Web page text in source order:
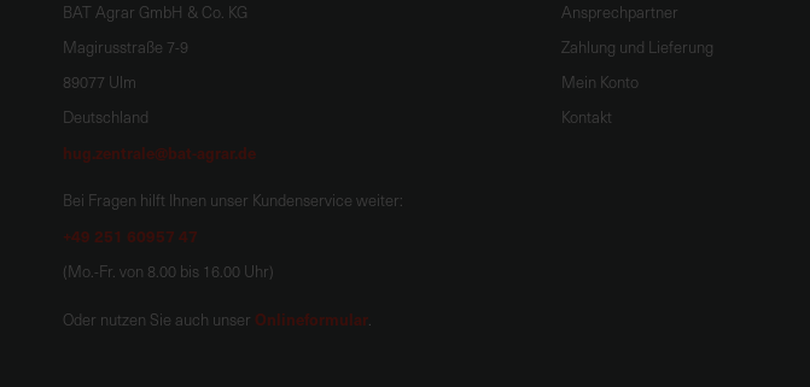
BAT Agrar GmbH & Co. KG
Magirusstraße 7-9
89077 Ulm
Deutschland
hug.zentrale@bat-agrar.de
Bei Fragen hilft Ihnen unser Kundenservice weiter:
+49 251 60957 47
(Mo.-Fr. von 8.00 bis 16.00 Uhr)
Oder nutzen Sie auch unser Onlineformular.
Ansprechpartner
Zahlung und Lieferung
Mein Konto
Kontakt